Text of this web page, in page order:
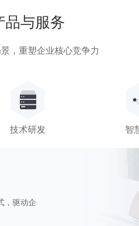
品与服务
，重塑企业核心竞争力
技术研发 智
，驱动企